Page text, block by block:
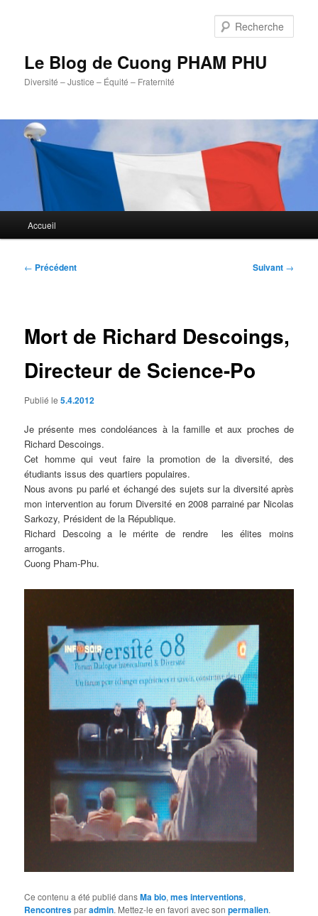
Le Blog de Cuong PHAM PHU
Diversité – Justice – Équité – Fraternité
principal
Accueil
Navigation
← Précédent Suivant →
Mort de Richard Descoings,
Directeur de Science-Po
Publié le5.4.2012
Je présente mes condoléances à la famille et aux proches de
Richard Descoings.
Cet homme qui veut faire la promotion de la diversité, des
étudiants issus des quartiers populaires.
Nous avons pu parlé et échangé des sujets sur la diversité après
mon intervention au forum Diversité en 2008 parrainé par Nicolas
Sarkozy, Président de la République.
Richard Descoing a le mérite de rendre les élites moins
arrogants.
Cuong Pham-Phu.
Ce contenu a été publié dansMa bio,mes interventions,
Rencontresparadmin. Mettez-le en favori avec sonpermalien.